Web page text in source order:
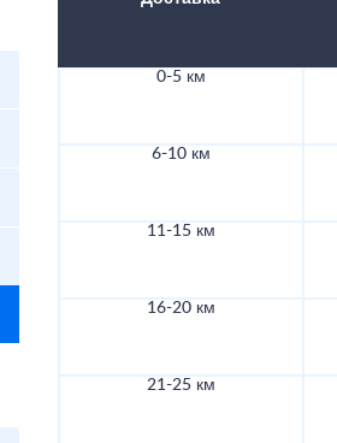
0-5 км
6-10 км
11-15 км
16-20 км
21-25 км